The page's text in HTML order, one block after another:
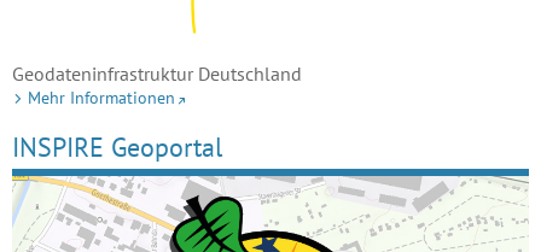
Geodateninfrastruktur Deutschland
Mehr Informationen
INSPIRE Geoportal